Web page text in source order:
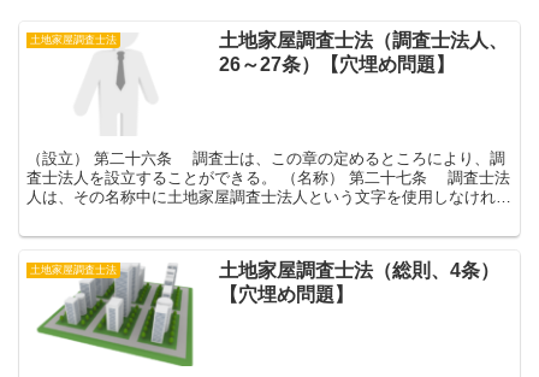
土地家屋調査士法
土地家屋調査士法（調査士法人、
26～27条）【穴埋め問題】
（設立） 第二十六条 調査士は、この章の定めるところにより、調
査士法人を設立することができる。 （名称） 第二十七条 調査士法
人は、その名称中に土地家屋調査士法人という文字を使用しなければ
土地家屋調査士法
土地家屋調査士法（総則、4条）
【穴埋め問題】